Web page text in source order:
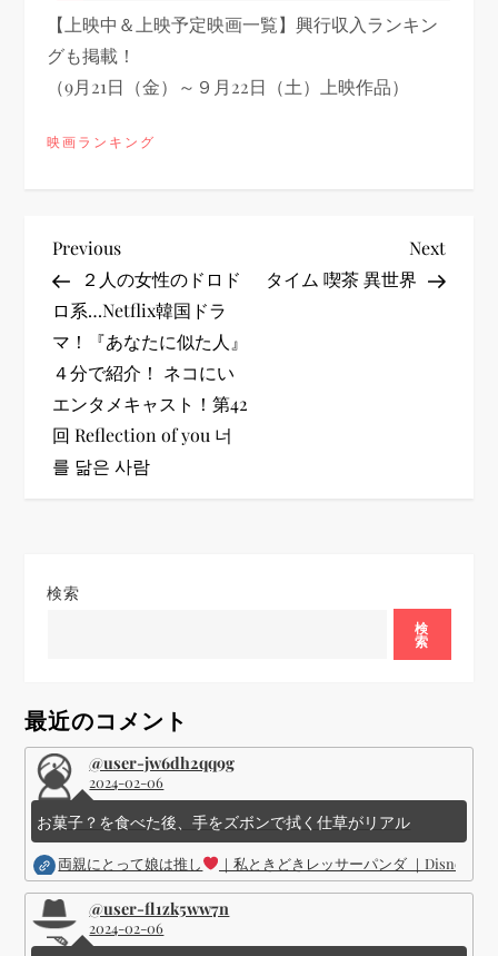
【上映中＆上映予定映画一覧】興行収入ランキン
グも掲載！
（9月21日（金）～９月22日（土）上映作品）
映画ランキング
投
稿
ナ
ビ
ゲ
Previous
Post
Previous
２人の女性のドロド
ロ系…Netflix韓国ドラ
マ！『あなたに似た人』
４分で紹介！ ネコにい
エンタメキャスト！第42
回 Reflection of you 너
를 닮은 사람
Next
Post
Next
タイム 喫茶 異世界
検索
検
索
最近のコメント
@user-jw6dh2qq9g
2024-02-06
お菓子？を食べた後、手をズボンで拭く仕草がリアル
両親にとって娘は推し ｜私ときどきレッサーパンダ ｜Disney (
@user-fl1zk5ww7n
2024-02-06